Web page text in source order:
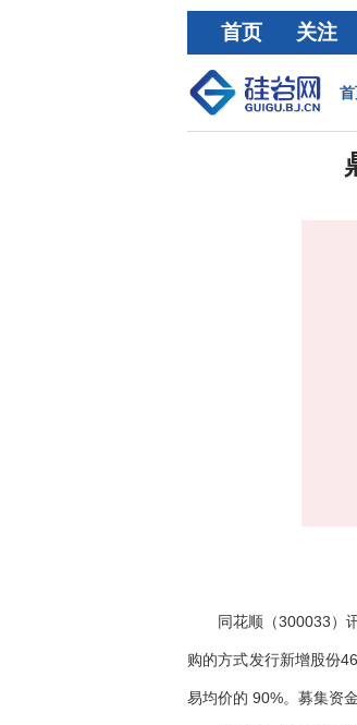
首页 关注
经济
同花顺（300033）
购的方式发行新增股份
易均价的 90%。募集资